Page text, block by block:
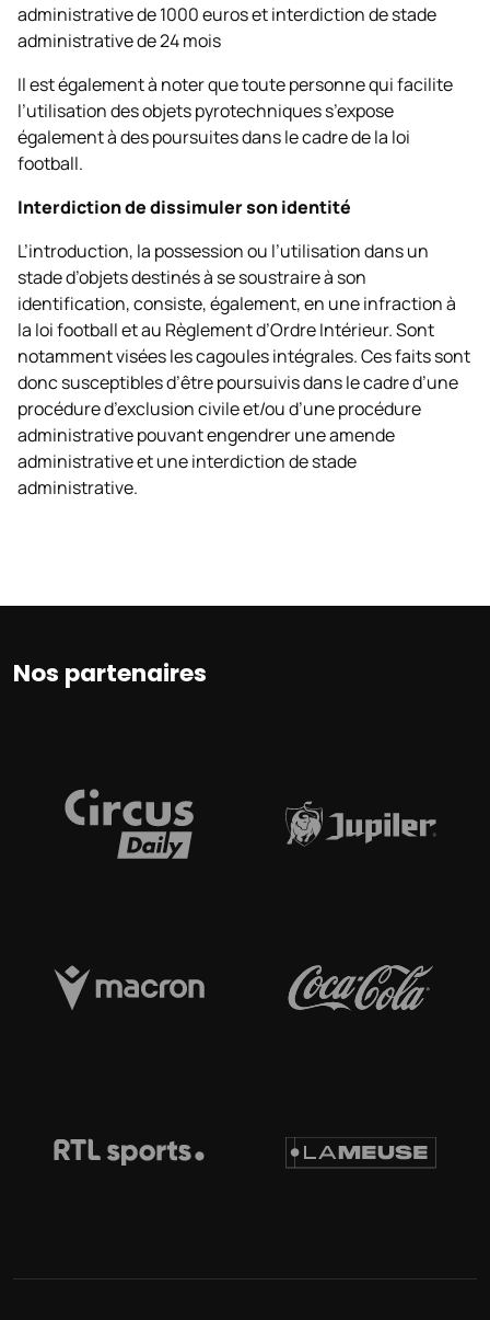
administrative de 1000 euros et interdiction de stade
administrative de 24 mois
Il est également à noter que toute personne qui facilite
l’utilisation des objets pyrotechniques s’expose
également à des poursuites dans le cadre de la loi
football.
Interdiction de dissimuler son identité
L’introduction, la possession ou l’utilisation dans un
stade d’objets destinés à se soustraire à son
identification, consiste, également, en une infraction à
la loi football et au Règlement d’Ordre Intérieur. Sont
notamment visées les cagoules intégrales. Ces faits sont
donc susceptibles d’être poursuivis dans le cadre d’une
procédure d’exclusion civile et/ou d’une procédure
administrative pouvant engendrer une amende
administrative et une interdiction de stade
administrative.
Nos partenaires